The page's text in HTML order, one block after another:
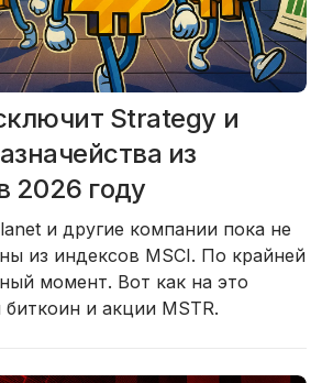
Strategy и
из
2026 году
и другие компании пока не
из индексов MSCI. По крайней
момент. Вот как на это
биткоин и акции MSTR.